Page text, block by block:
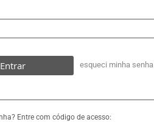
Entrar esqueci minha senha
Esqueceu a senha? Entre com código de acesso: